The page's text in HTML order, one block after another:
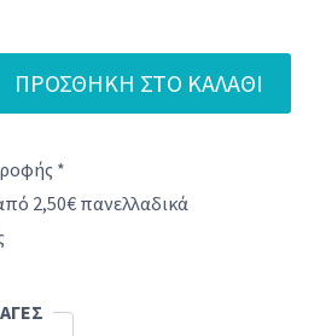
ΠΡΟΣΘΉΚΗ ΣΤΟ ΚΑΛΆΘΙ
*
2,50€ πανελλαδικά